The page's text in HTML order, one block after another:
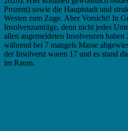
Prozent) sowie die Hauptstadt und
Westen zum Zuge. Aber Vorsicht! In
Insolvenzanträge, denn nicht jedes
allen angemeldeten Insolvenzen
während bei 7 mangels Masse
der Insolvenz waren 17 und es stand
im Raum.